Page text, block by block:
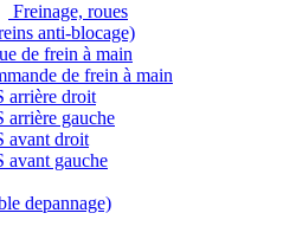
Freinage, roues
anti-blocage)
de frein à main
de frein à main
arrière droit
arrière gauche
avant droit
avant gauche
depannage)